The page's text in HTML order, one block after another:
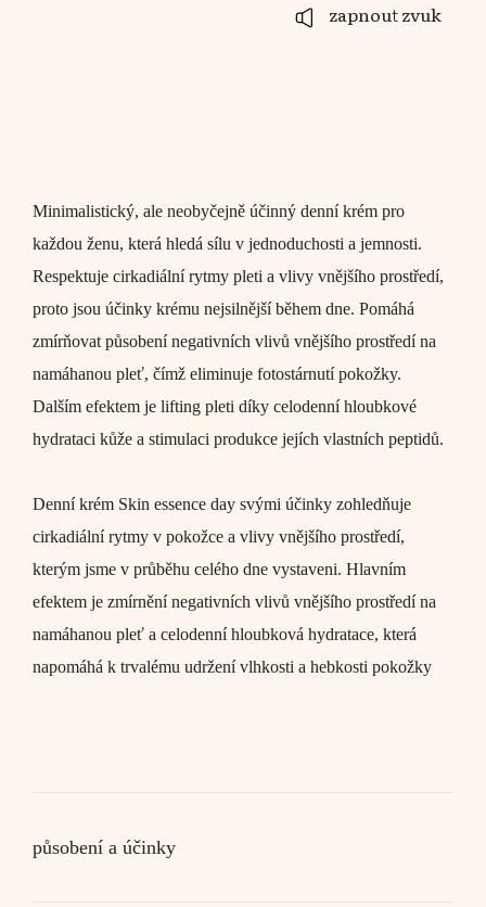
zapnout zvuk
Minimalistický, ale neobyčejně účinný denní krém pro
každou ženu, která hledá sílu v jednoduchosti a jemnosti.
Respektuje cirkadiální rytmy pleti a vlivy vnějšího prostředí,
proto jsou účinky krému nejsilnější během dne. Pomáhá
zmírňovat působení negativních vlivů vnějšího prostředí na
namáhanou pleť, čímž eliminuje fotostárnutí pokožky.
Dalším efektem je lifting pleti díky celodenní hloubkové
hydrataci kůže a stimulaci produkce jejích vlastních peptidů.
Denní krém Skin essence day svými účinky zohledňuje
cirkadiální rytmy v pokožce a vlivy vnějšího prostředí,
kterým jsme v průběhu celého dne vystaveni. Hlavním
efektem je zmírnění negativních vlivů vnějšího prostředí na
namáhanou pleť a celodenní hloubková hydratace, která
napomáhá k trvalému udržení vlhkosti a hebkosti pokožky
působení a účinky